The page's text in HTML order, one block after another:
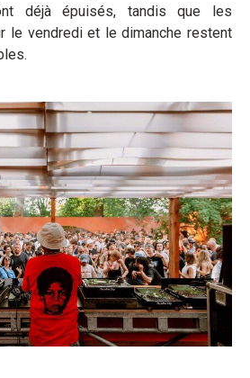
déjà épuisés, tandis que les
le vendredi et le dimanche restent